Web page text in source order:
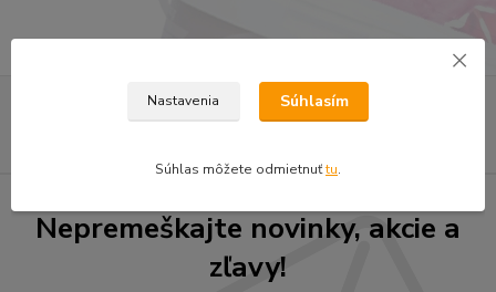
Nepremeškajte novinky, akcie a
zľavy!
Nastavenia Súhlasím
Súhlas môžete odmietnuťtu.